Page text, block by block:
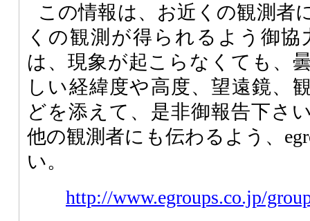
この情報は、お近くの観測者
くの観測が得られるよう御
は、現象が起こらなくても、
しい経緯度や高度、望遠鏡、
どを添えて、是非御報告下さ
他の観測者にも伝わるよう、
い。
http://www.egroups.co.jp/